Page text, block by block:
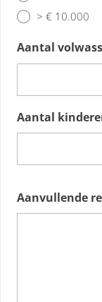
> € 10.000
Aantal
Aantal
Aanvullende